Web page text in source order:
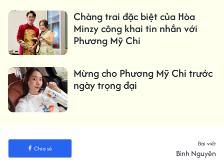
Chàng trai đặc biệt của Hòa
Minzy công khai tin nhắn với
Phương Mỹ Chi
Mừng cho Phương Mỹ Chi trước
ngày trọng đại
Chia sẻ
Bài viết
Bình Nguyên